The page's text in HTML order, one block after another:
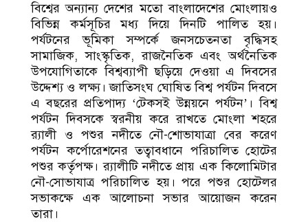
বিশ্বের অন্যান্য দেশের মতো বাংলাদেশের মোংলায়ও
বিভিন্ন কর্মসূচির মধ্য দিয়ে দিনটি পালিত হয়।
পর্যটনের ভূমিকা সম্পর্কে জনসচেতনতা বৃদ্ধিসহ
সামাজিক, সাংস্কৃতিক, রাজনৈতিক এবং অর্থনৈতিক
উপযোগিতাকে বিশ্বব্যাপী ছড়িয়ে দেওয়া এ দিবসের
উদ্দেশ্য ও লক্ষ্য। জাতিসংঘ ঘোষিত বিশ্ব পর্যটন দিবসে
এ বছরের প্রতিপাদ্য ‘টেকসই উন্নয়নে পর্যটন’। বিশ্ব
পর্যটন দিবসকে স্বরনীয় করে রাখতে মোংলা শহরে
র‌্যালী ও পশুর নদীতে নৌ-শোভাযাত্রা বের করেণ
পর্যটন কর্পোরেশনের তত্বাবধানে পরিচালিত হোটের
পশুর কর্তৃপক্ষ। র‌্যালীটি নদীতে প্রায় এক কিলোমিটার
নৌ-সোভাযাত্র পরিচালিত হয়। পরে পশুর হোটেলর
সভাকক্ষে এক আলোচনা সভার আয়োজন করেন
তারা।